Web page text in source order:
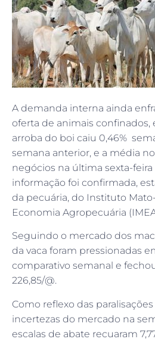
A demanda interna ainda
oferta de animais confinados,
arroba do boi caiu 0,46%
semana anterior, e a média
negócios na última sexta-feira
informação foi confirmada,
da pecuária, do Instituto
Economia Agropecuária
Seguindo o mercado dos
da vaca foram pressionadas
comparativo semanal e
226,85/@.
Como reflexo das
incertezas do mercado na
escalas de abate recuaram